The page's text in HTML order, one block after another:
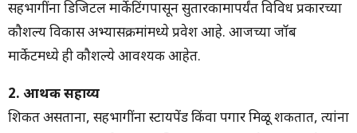
सहभागींना डिजिटल मार्केटिंगपासून सुतारकामापर्यंत विविध प्रकारच्या
कौशल्य विकास अभ्यासक्रमांमध्ये प्रवेश आहे. आजच्या जॉब
मार्केटमध्ये ही कौशल्ये आवश्यक आहेत.
2. आर्थिक सहाय्य
शिकत असताना, सहभागींना स्टायपेंड किंवा पगार मिळू शकतात, त्यांना